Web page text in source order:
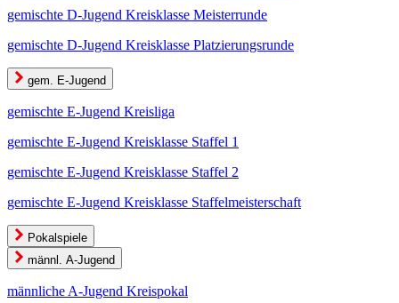
gemischte D-Jugend Kreisklasse Meisterrunde
gemischte D-Jugend Kreisklasse Platzierungsrunde
gem. E-Jugend
gemischte E-Jugend Kreisliga
gemischte E-Jugend Kreisklasse Staffel 1
gemischte E-Jugend Kreisklasse Staffel 2
gemischte E-Jugend Kreisklasse Staffelmeisterschaft
Pokalspiele
männl. A-Jugend
männliche A-Jugend Kreispokal